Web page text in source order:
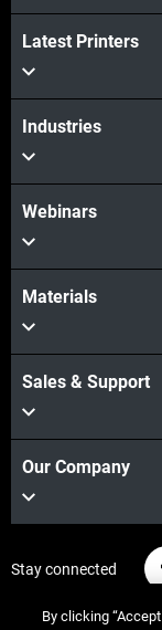
더보기
Latest Printers
Industries
Webinars
Materials
Sales & Support
Our Company
Stay connected
By clicking